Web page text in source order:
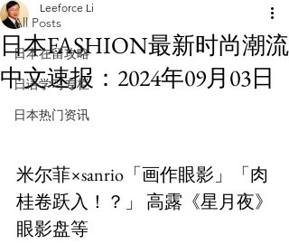
All Posts
日本在留攻略
日语学习专栏
日本热门资讯
日本FASHION最新时尚潮流
中文速报：2024年09月03日
Leeforce Li
米尔菲×sanrio「画作眼影」「肉
桂卷跃入！？」 高露《星月夜》
眼影盘等